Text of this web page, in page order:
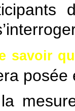
savoir
posée